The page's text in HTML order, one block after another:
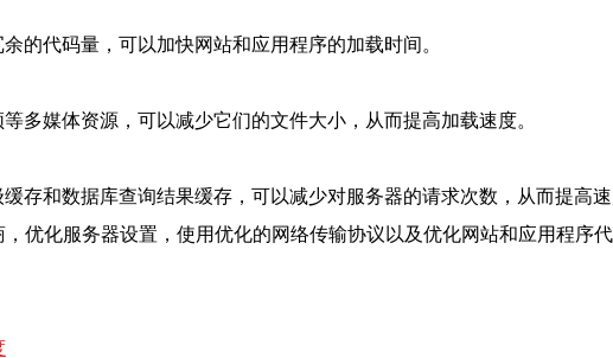
的代码量，可以加快网站和应用程序的加载时间。
多媒体资源，可以减少它们的文件大小，从而提高加载速度。
存和数据库查询结果缓存，可以减少对服务器的请求次数，从而提高速
优化服务器设置，使用优化的网络传输协议以及优化网站和应用程